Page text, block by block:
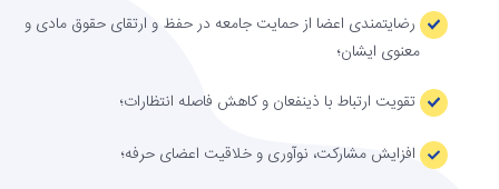
رضایتمندی اعضا از حمایت جامعه در حفظ و ارتقای حقوق مادی و
معنوی ایشان؛
تقویت ارتباط با ذینفعان و کاهش فاصله انتظارات؛
افزایش مشارکت، نوآوری و خلاقیت اعضای حرفه؛